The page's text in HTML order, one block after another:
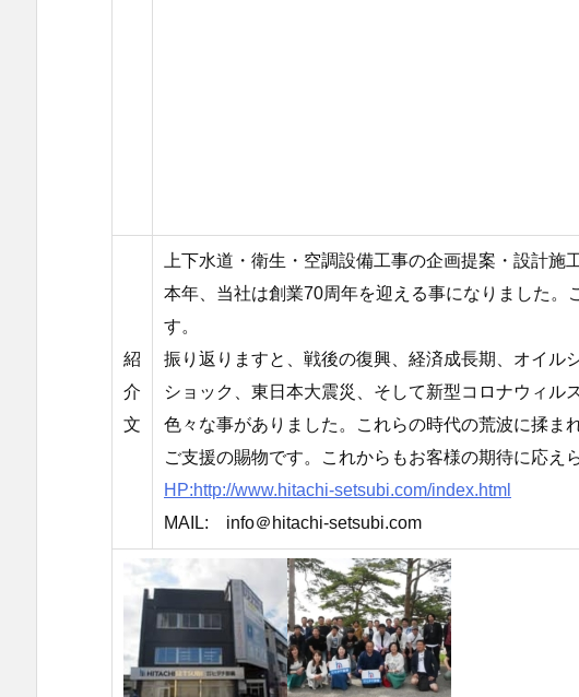
紹
介
文
上下水道・衛生・空調設備工事の企画提案・設計
本年、当社は創業70周年を迎える事になりました。
す。
振り返りますと、戦後の復興、経済成長期、オイル
ショック、東日本大震災、そして新型コロナウィル
色々な事がありました。これらの時代の荒波に揉ま
ご支援の賜物です。これからもお客様の期待に応え
HP:http://www.hitachi-setsubi.com/index.html
MAIL: info＠hitachi-setsubi.com